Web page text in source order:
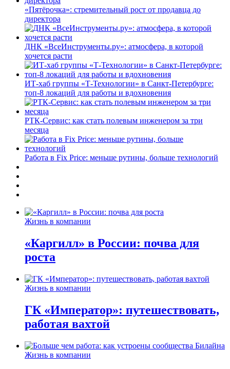
«Пятёрочка»: стремительный рост от продавца до
директора
ДНК «ВсеИнструменты.ру»: атмосфера, в которой
хочется расти
ИТ-хаб группы «Т-Технологии» в Санкт-Петербурге:
топ-8 локаций для работы и вдохновения
РТК-Сервис: как стать полевым инженером за три
месяца
Работа в Fix Price: меньше рутины, больше технологий
Жизнь в компании
«Каргилл» в России: почва для
роста
Жизнь в компании
ГК «Император»: путешествовать,
работая вахтой
Жизнь в компании